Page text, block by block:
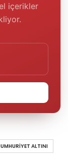
içerikler
ALTINI